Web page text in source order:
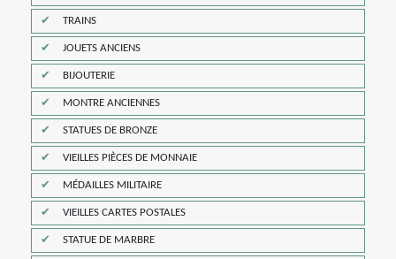
TRAINS
JOUETS ANCIENS
BIJOUTERIE
MONTRE ANCIENNES
STATUES DE BRONZE
VIEILLES PIÈCES DE MONNAIE
MÉDAILLES MILITAIRE
VIEILLES CARTES POSTALES
STATUE DE MARBRE